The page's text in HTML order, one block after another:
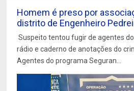
Homem é preso por
distrito de Engenheiro
Suspeito tentou fugir de agentes
rádio e caderno de anotações do
Agentes do programa Seguran...